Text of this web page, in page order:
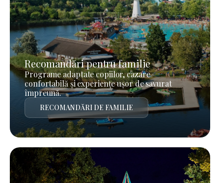
Recomandări pentru familie
Programe adaptate copiilor, cazare
confortabilă și experiențe ușor de savurat
împreună.
RECOMANDĂRI DE FAMILIE